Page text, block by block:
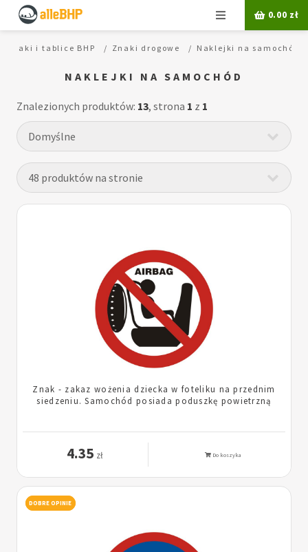
Menu 0.00 zł
Znaki i tablice BHP Znaki drogowe Naklejki na samochód
NAKLEJKI NA SAMOCHÓD
Znalezionych produktów: 13, strona 1 z 1
Znak - zakaz wożenia dziecka w foteliku na przednim
siedzeniu. Samochód posiada poduszkę powietrzną
4.35 zł Do koszyka
DOBRE OPINIE